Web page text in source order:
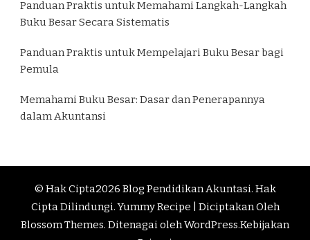
Panduan Praktis untuk Memahami Langkah-Langkah
Buku Besar Secara Sistematis
Panduan Praktis untuk Mempelajari Buku Besar bagi
Pemula
Memahami Buku Besar: Dasar dan Penerapannya
dalam Akuntansi
© Hak Cipta2026 Blog Pendidikan Akuntasi. Hak
Cipta Dilindungi.Yummy Recipe | Diciptakan Oleh
Blossom Themes. Ditenagai oleh WordPress.Kebijakan